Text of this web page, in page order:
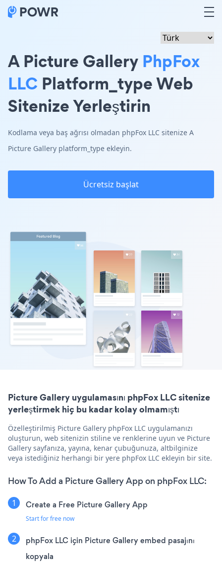
A Picture Gallery PhpFox
LLC Platform_type Web
Sitenize Yerleştirin
Kodlama veya baş ağrısı olmadan phpFox LLC sitenize A
Picture Gallery platform_type ekleyin.
Ücretsiz başlat
Picture Gallery uygulamasını phpFox LLC sitenize
yerleştirmek hiç bu kadar kolay olmamıştı
Özelleştirilmiş Picture Gallery phpFox LLC uygulamanızı
oluşturun, web sitenizin stiline ve renklerine uyun ve Picture
Gallery sayfanıza, yayına, kenar çubuğunuza, altbilginize
veya istediğiniz herhangi bir yere phpFox LLC ekleyin bir site.
How To Add a Picture Gallery App on phpFox LLC:
Create a Free Picture Gallery App
Start for free now
phpFox LLC için Picture Gallery embed pasajını
kopyala